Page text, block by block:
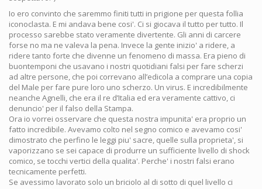
Io ero convinto che saremmo finiti tutti in prigione per questa follia
iconoclasta. E mi andava bene cosi'. Ci si giocava il tutto per tutto. Il
processo sarebbe stato veramente divertente. Gli anni di carcere
forse no ma ne valeva la pena. Invece la gente inizio' a ridere, a
ridere tanto forte che divenne un fenomeno di massa. Era pieno di
buontemponi che usavano i nostri quotidiani falsi per fare scherzi
ad altre persone, che poi correvano all’edicola a comprare una copia
del Male per fare pure loro uno scherzo. Un virus. E incredibilmente
neanche Agnelli, che era il re d’Italia ed era veramente cattivo, ci
denuncio' per il falso della Stampa.
Ora io vorrei osservare che questa nostra impunita' era proprio un
fatto incredibile. Avevamo colto nel segno comico e avevamo cosi'
dimostrato che perfino le leggi piu' sacre, quelle sulla proprieta', si
vaporizzano se sei capace di produrre un sufficiente livello di shock
comico, se tocchi vertici della qualita'. Perche' i nostri falsi erano
tecnicamente perfetti.
Se avessimo lavorato solo un briciolo al di sotto di quel livello ci